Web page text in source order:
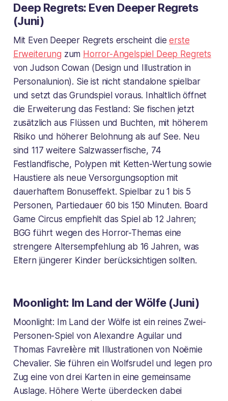
Deep Regrets: Even Deeper Regrets
(Juni)
Mit Even Deeper Regrets erscheint dieerste
Erweiterung zum Horror-Angelspiel Deep Regrets
von Judson Cowan (Design und Illustration in
Personalunion). Sie ist nicht standalone spielbar
und setzt das Grundspiel voraus. Inhaltlich öffnet
die Erweiterung das Festland: Sie fischen jetzt
zusätzlich aus Flüssen und Buchten, mit höherem
Risiko und höherer Belohnung als auf See. Neu
sind 117 weitere Salzwasserfische, 74
Festlandfische, Polypen mit Ketten-Wertung sowie
Haustiere als neue Versorgungsoption mit
dauerhaftem Bonuseffekt. Spielbar zu 1 bis 5
Personen, Partiedauer 60 bis 150 Minuten. Board
Game Circus empfiehlt das Spiel ab 12 Jahren;
BGG führt wegen des Horror-Themas eine
strengere Altersempfehlung ab 16 Jahren, was
Eltern jüngerer Kinder berücksichtigen sollten.
Moonlight: Im Land der Wölfe (Juni)
Moonlight: Im Land der Wölfe ist ein reines Zwei-
Personen-Spiel von Alexandre Aguilar und
Thomas Favrelière mit Illustrationen von Noëmie
Chevalier. Sie führen ein Wolfsrudel und legen pro
Zug eine von drei Karten in eine gemeinsame
Auslage. Höhere Werte überdecken dabei